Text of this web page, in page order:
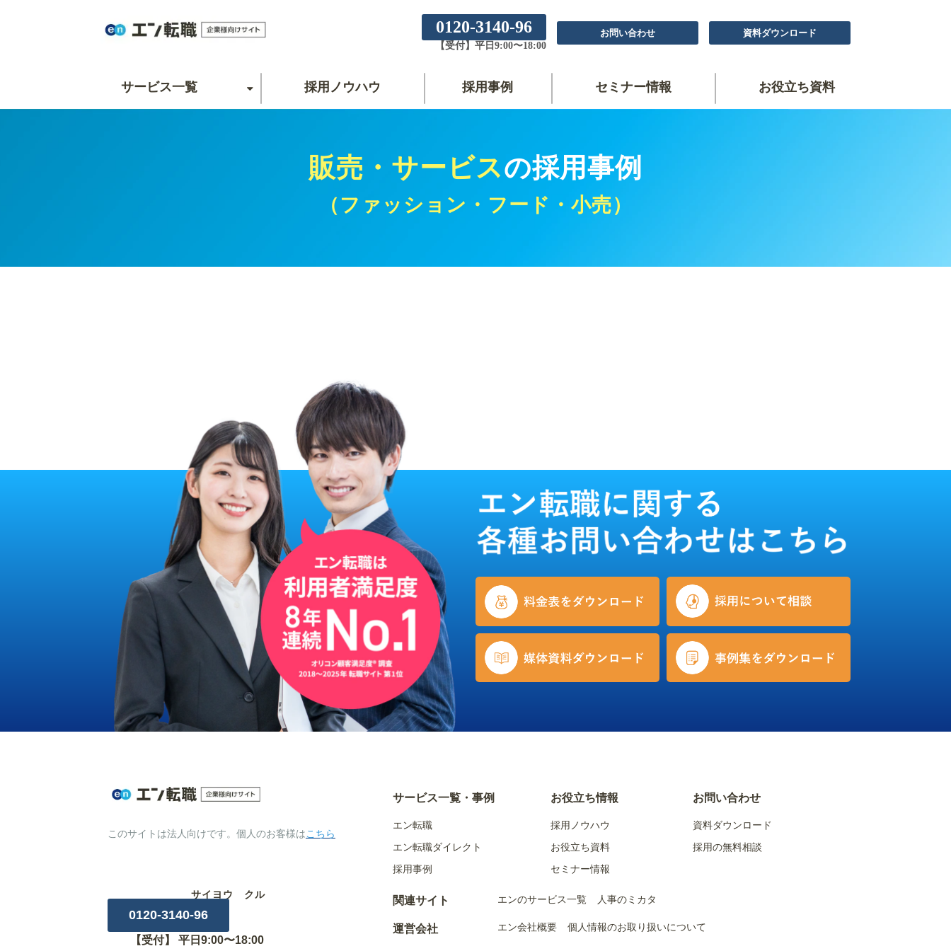
0120-3140-96
【受付】平日9:00〜18:00
お問い合わせ 資料ダウンロード
サービス一覧 採用ノウハウ 採用事例 セミナー情報 お役立ち資料
販売・サービスの採用事例
（ファッション・フード・小売）
このサイトは法人向けです。個人のお客様はこちら
サービス一覧・事例
エン転職
エン転職ダイレクト
採用事例
お役立ち情報
採用ノウハウ
お役立ち資料
セミナー情報
お問い合わせ
資料ダウンロード
採用の無料相談
サイヨウ クル
0120-3140-96
【受付】 平日9:00〜18:00
関連サイト
運営会社
エンのサービス一覧 人事のミカタ
エン会社概要 個人情報のお取り扱いについて